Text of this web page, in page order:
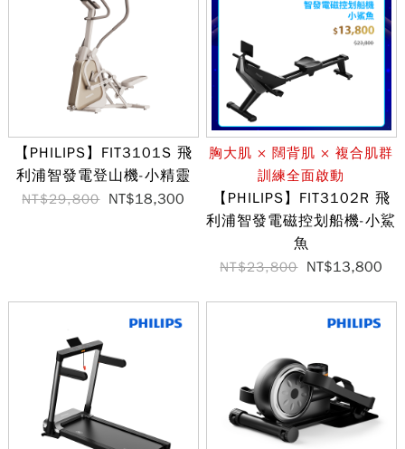
【PHILIPS】FIT3101S 飛
利浦智發電登山機-小精靈
NT$29,800 NT$18,300
胸大肌 × 闊背肌 × 複合肌群
訓練全面啟動
【PHILIPS】FIT3102R 飛
利浦智發電磁控划船機-小鯊
魚
NT$23,800 NT$13,800